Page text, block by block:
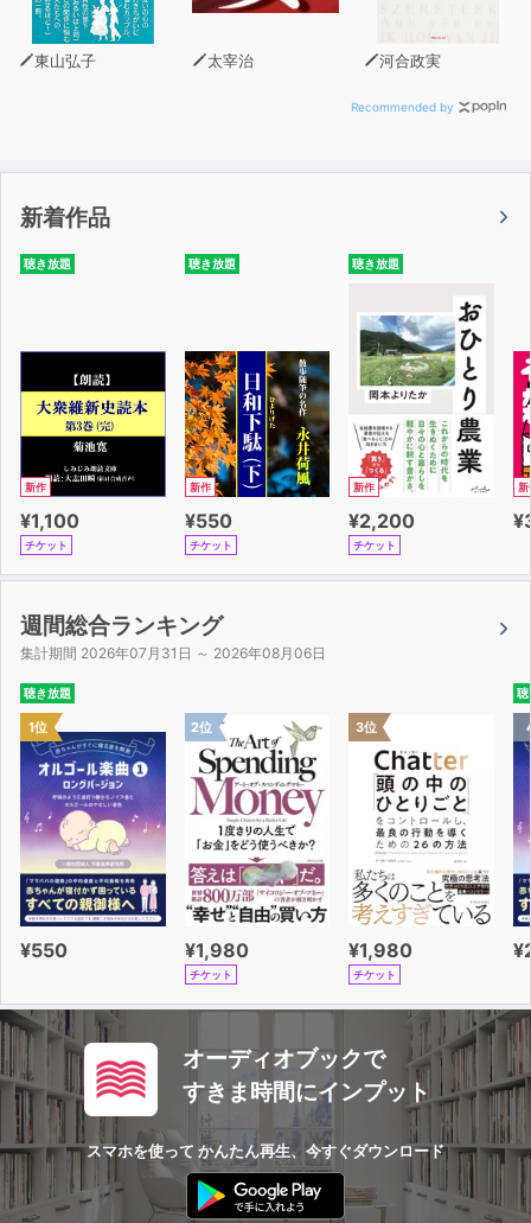
東山弘子 太宰治 河合政実
Recommended by
新着作品
聴き放題
新作
¥1,100
チケット
聴き放題
新作
¥550
チケット
聴き放題
新作
¥2,200
チケット
新
週間総合ランキング
集計期間 2026年07月31日 ～ 2026年08月06日
聴き放題
1位
¥550
2位
¥1,980
チケット
3位
¥1,980
チケット
聴
オーディオブックで
すきま時間にインプット
スマホを使って かんたん再生、今すぐダウンロード